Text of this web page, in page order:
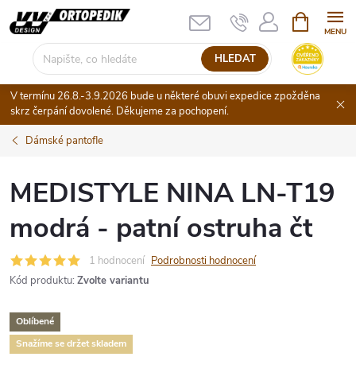
Přejít
na
HLEDAT
NÁKUPNÍ
KOŠÍK
V termínu 26.8.-3.9.2026 bude u některé obuvi expedice zpožděna
skrz čerpání dovolené. Děkujeme za pochopení.
Dámské pantofle
MEDISTYLE NINA LN-T19
modrá - patní ostruha čt
1 hodnocení Podrobnosti hodnocení
Kód produktu: Zvolte variantu
Oblíbené
Snažíme se držet skladem